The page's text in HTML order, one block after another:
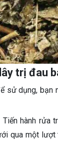
trị đau
sử dụng, bạn
hành rửa
qua một lượt